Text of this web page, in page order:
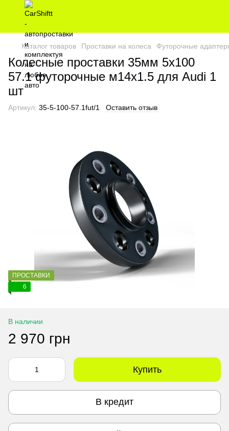
Каталог товаров Проставки на колеса Футорочные
Колесные проставки 35мм 5х100
57.1 футорочные м14х1.5 для Audi 1
шт
Артикул: 35-5-100-57.1fut/1 Оставить отзыв
ПРОСТАВКИ
6
В наличии
2 970 грн
Купить
В кредит